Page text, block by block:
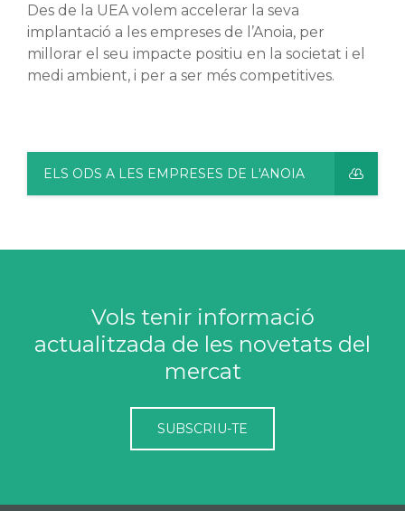
Des de la UEA volem accelerar la seva
implantació a les empreses de l’Anoia, per
millorar el seu impacte positiu en la societat i el
medi ambient, i per a ser més competitives.
ELS ODS A LES EMPRESES DE L'ANOIA
Vols tenir informació
actualitzada de les novetats del
mercat
SUBSCRIU-TE